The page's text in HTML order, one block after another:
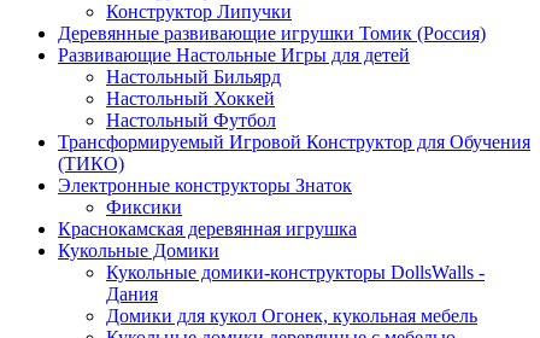
Конструктор Липучки
Деревянные развивающие игрушки Томик (Россия)
Развивающие Настольные Игры для детей
Настольный Бильярд
Настольный Хоккей
Настольный Футбол
Трансформируемый Игровой Конструктор для Обучения
(ТИКО)
Электронные конструкторы Знаток
Фиксики
Краснокамская деревянная игрушка
Кукольные Домики
Кукольные домики-конструкторы DollsWalls -
Дания
Домики для кукол Огонек, кукольная мебель